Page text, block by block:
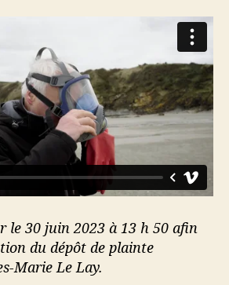
le 30 juin 2023 à 13 h 50 afin
du dépôt de plainte
Marie Le Lay.